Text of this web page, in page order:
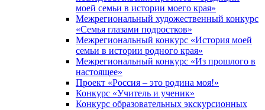
моей семьи в истории моего края»
Межрегиональный художественный конкурс
«Семья глазами подростков»
Межрегиональный конкурс «История моей
семьи в истории родного края»
Межрегиональный конкурс «Из прошлого в
настоящее»
Проект «Россия – это родина моя!»
Конкурс «Учитель и ученик»
Конкурс образовательных экскурсионных